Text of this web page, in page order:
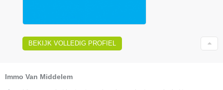
BEKIJK VOLLEDIG PROFIEL
Immo Van Middelem